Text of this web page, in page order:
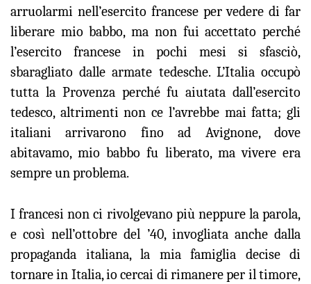
arruolarmi nell’esercito francese per vedere di far
liberare mio babbo, ma non fui accettato perché
l’esercito francese in pochi mesi si sfasciò,
sbaragliato dalle armate tedesche. L’Italia occupò
tutta la Provenza perché fu aiutata dall’esercito
tedesco, altrimenti non ce l’avrebbe mai fatta; gli
italiani arrivarono fino ad Avignone, dove
abitavamo, mio babbo fu liberato, ma vivere era
sempre un problema.
I francesi non ci rivolgevano più neppure la parola,
e così nell’ottobre del ’40, invogliata anche dalla
propaganda italiana, la mia famiglia decise di
tornare in Italia, io cercai di rimanere per il timore,